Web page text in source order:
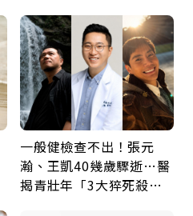
一般健檢查不出！張元
瀚、王凱40幾歲驟逝…醫
揭青壯年「3大猝死殺